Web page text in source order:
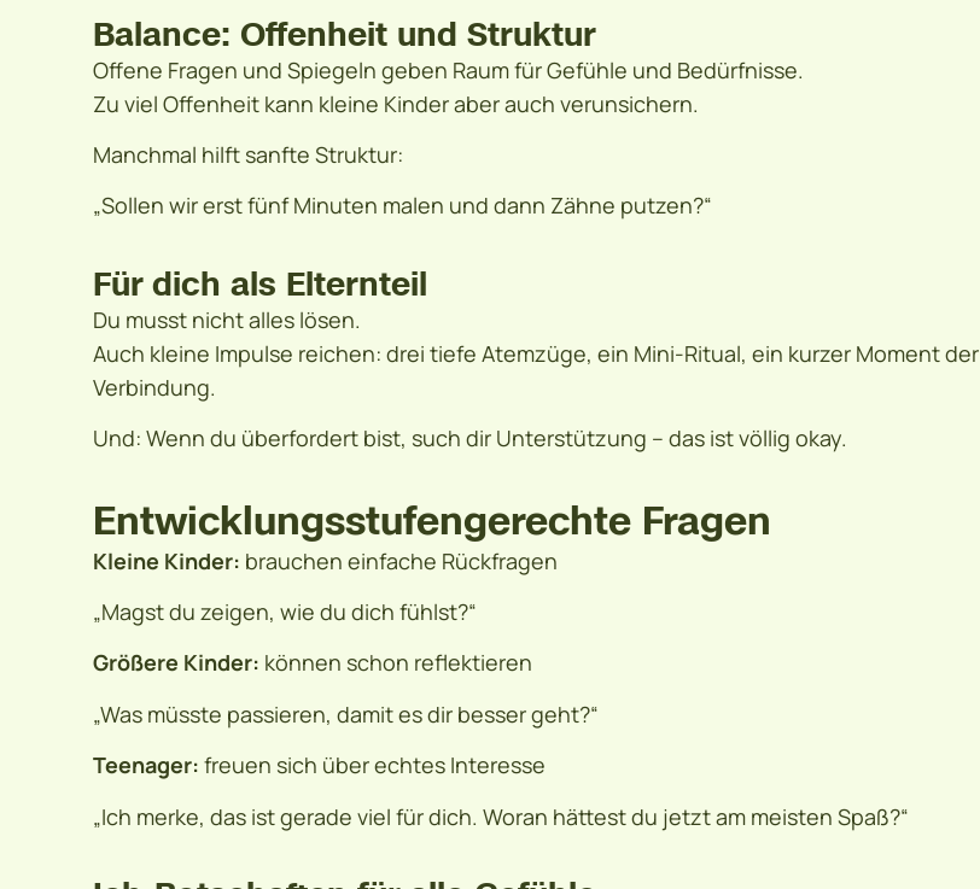
Balance: Offenheit und Struktur
Offene Fragen und Spiegeln geben Raum für Gefühle und Bedürfnisse.
Zu viel Offenheit kann kleine Kinder aber auch verunsichern.
Manchmal hilft sanfte Struktur:
„Sollen wir erst fünf Minuten malen und dann Zähne putzen?“
Für dich als Elternteil
Du musst nicht alles lösen.
Auch kleine Impulse reichen: drei tiefe Atemzüge, ein Mini-Ritual, ein kurzer Moment der
Verbindung.
Und: Wenn du überfordert bist, such dir Unterstützung – das ist völlig okay.
Entwicklungsstufengerechte Fragen
Kleine Kinder: brauchen einfache Rückfragen
„Magst du zeigen, wie du dich fühlst?“
Größere Kinder: können schon reflektieren
„Was müsste passieren, damit es dir besser geht?“
Teenager: freuen sich über echtes Interesse
„Ich merke, das ist gerade viel für dich. Woran hättest du jetzt am meisten Spaß?“